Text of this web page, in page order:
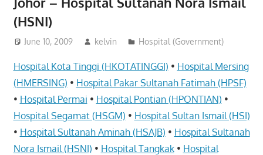
(HSNI)
June 10, 2009 kelvin Hospital (Government)
Hospital Kota Tinggi (HKOTATINGGI) • Hospital Mersing
(HMERSING) • Hospital Pakar Sultanah Fatimah (HPSF)
• Hospital Permai • Hospital Pontian (HPONTIAN) •
Hospital Segamat (HSGM) • Hospital Sultan Ismail (HSI)
• Hospital Sultanah Aminah (HSAJB) • Hospital Sultanah
Nora Ismail (HSNI) • Hospital Tangkak• Hospital